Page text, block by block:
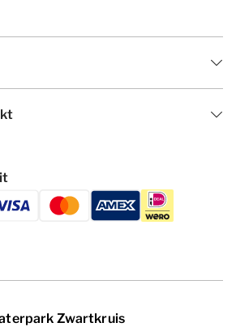
Zwartkruis